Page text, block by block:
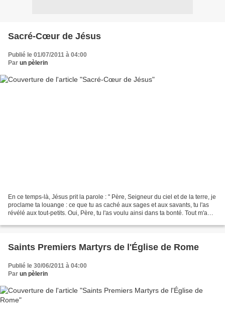
Sacré-Cœur de Jésus
Publié le 01/07/2011 à 04:00
Par un pèlerin
En ce temps-là, Jésus prit la parole : " Père, Seigneur du ciel et de la terre, je
proclame ta louange : ce que tu as caché aux sages et aux savants, tu l'as
révélé aux tout-petits. Oui, Père, tu l'as voulu ainsi dans ta bonté. Tout m'a
Saints Premiers Martyrs de l'Église de Rome
Publié le 30/06/2011 à 04:00
Par un pèlerin